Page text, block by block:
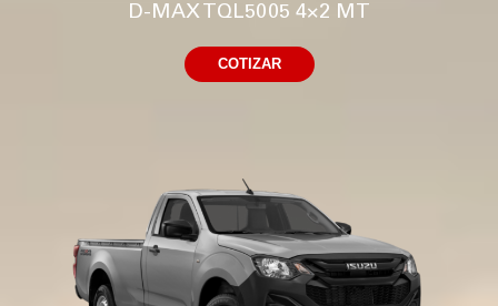
D-MAX TQL5005 4×2 MT
COTIZAR